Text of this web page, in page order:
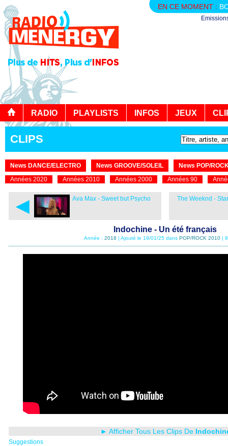
EN CE MOMENT :
RADIO PLAYLISTS INFOS JEUX
CLIPS
News DANCE/ELECTRO News GROOVE/SOLEIL
News POP/
Années 2020
Années 2010 Années 2000 Années 90
◄ Ava Max - Sweet but Psycho The Weeknd -
Indochine - Un été français
Année : 2018 | Ajouté le 19/01/25 dans POP/ROCK 2010|
► Afficher Tous Les Clips De
Suggestions